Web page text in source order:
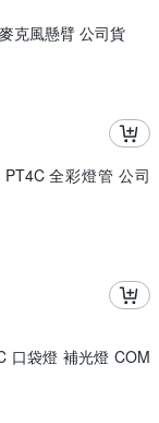
克風懸臂 公司貨
全彩燈管 公司
口袋燈 補光燈 COM